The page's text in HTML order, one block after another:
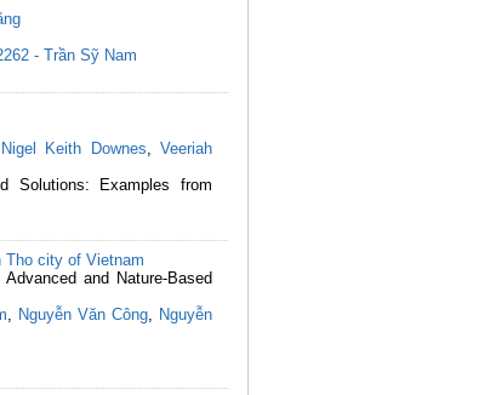
- Trần Sỹ Nam
Nigel Keith Downes,Veeriah
Solutions: Examples from
Tho city of Vietnam
and Nature-Based
, Nguyễn Văn Công, Nguyễn